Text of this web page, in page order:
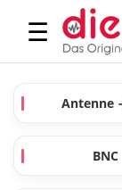
☰
Antenne
BNC